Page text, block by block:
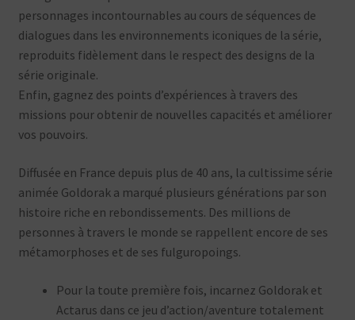
personnages incontournables au cours de séquences de
dialogues dans les environnements iconiques de la série,
reproduits fidèlement dans le respect des designs de la
série originale.
Enfin, gagnez des points d’expériences à travers des
missions pour obtenir de nouvelles capacités et améliorer
vos pouvoirs.
Diffusée en France depuis plus de 40 ans, la cultissime série
animée Goldorak a marqué plusieurs générations par son
histoire riche en rebondissements. Des millions de
personnes à travers le monde se rappellent encore de ses
métamorphoses et de ses fulguropoings.
Pour la toute première fois, incarnez Goldorak et
Actarus dans ce jeu d’action/aventure totalement